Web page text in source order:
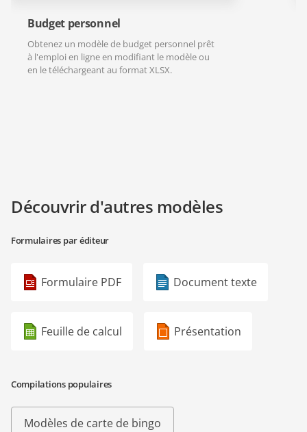
Budget personnel
Obtenez un modèle de budget personnel prêt
à l'emploi en ligne en modifiant le modèle ou
en le téléchargeant au format XLSX.
Découvrir d'autres modèles
Formulaires par éditeur
Formulaire PDF Document texte
Feuille de calcul Présentation
Compilations populaires
Modèles de carte de bingo